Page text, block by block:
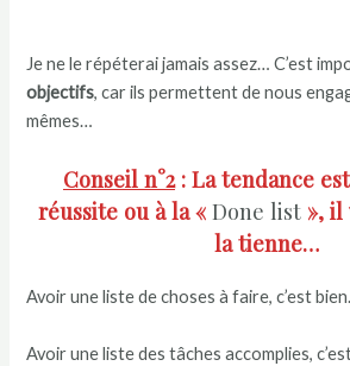
Je ne le répéterai jamais assez… C’est
objectifs, car ils permettent de nous
mêmes…
Conseil n°2: La tendance
réussite ou à la « Done list », il
la tienne…
Avoir une liste de choses à faire, c’est
Avoir une liste des tâches accomplies,